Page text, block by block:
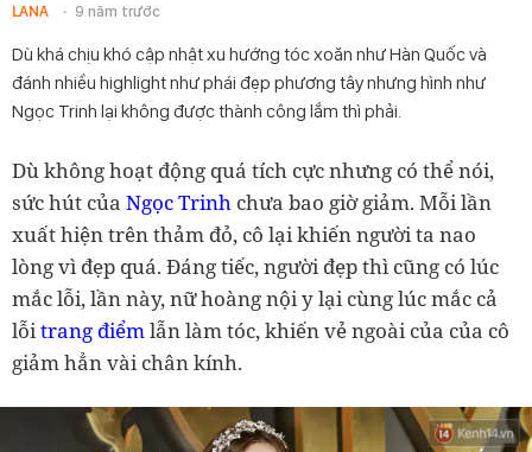
LANA 9 năm trước
Dù khá chịu khó cập nhật xu hướng tóc xoăn như Hàn Quốc và
đánh nhiều highlight như phái đẹp phương tây nhưng hình như
Ngọc Trinh lại không được thành công lắm thì phải.
Dù không hoạt động quá tích cực nhưng có thể nói,
sức hút của Ngọc Trinh chưa bao giờ giảm. Mỗi lần
xuất hiện trên thảm đỏ, cô lại khiến người ta nao
lòng vì đẹp quá. Đáng tiếc, người đẹp thì cũng có lúc
mắc lỗi, lần này, nữ hoàng nội y lại cùng lúc mắc cả
lỗitrang điểmlẫn làm tóc, khiến vẻ ngoài của của cô
giảm hẳn vài chân kính.